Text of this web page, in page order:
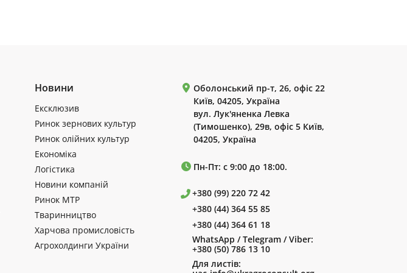
Новини
Ексклюзив
Ринок зернових культур
Ринок олійних культур
Економіка
Логістика
Новини компаній
Ринок МТР
Тваринництво
Харчова промисловість
Агрохолдинги України
Оболонський пр-т, 26, офіс 22
Київ, 04205, Україна
вул. Лук'яненка Левка
(Тимошенко), 29в, офіс 5 Київ,
04205, Україна
Пн-Пт: с 9:00 до 18:00.
+380 (99) 220 72 42
+380 (44) 364 55 85
+380 (44) 364 61 18
WhatsApp / Telegram / Viber:
+380 (50) 786 13 10
Для листів: